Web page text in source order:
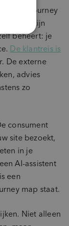
journey
maps zijn
beheert: je
De klantreis is
De externe
advies
zo
consument
site bezoekt,
in je
AI-assistent
een
map staat.
Niet alleen